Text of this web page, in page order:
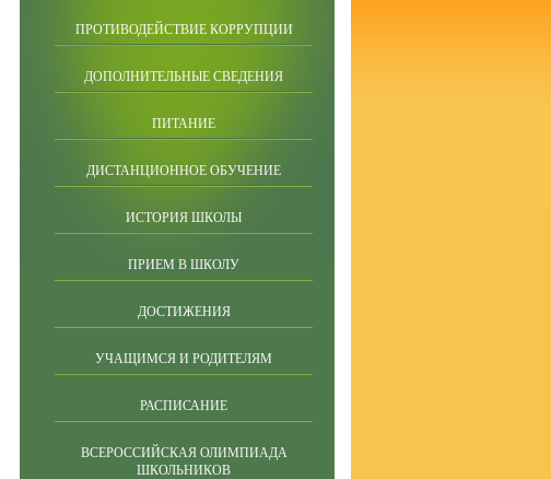
ПРОТИВОДЕЙСТВИЕ КОРРУПЦИИ
ДОПОЛНИТЕЛЬНЫЕ СВЕДЕНИЯ
ПИТАНИЕ
ДИСТАНЦИОННОЕ ОБУЧЕНИЕ
ИСТОРИЯ ШКОЛЫ
ПРИЕМ В ШКОЛУ
ДОСТИЖЕНИЯ
УЧАЩИМСЯ И РОДИТЕЛЯМ
РАСПИСАНИЕ
ВСЕРОССИЙСКАЯ ОЛИМПИАДА
ШКОЛЬНИКОВ